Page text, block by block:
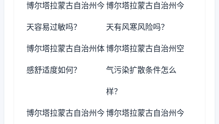
博尔塔拉蒙古自治州今
天容易过敏吗？
博尔塔拉蒙古自治州今
天有风寒风险吗？
博尔塔拉蒙古自治州体
感舒适度如何？
博尔塔拉蒙古自治州空
气污染扩散条件怎么
样？
博尔塔拉蒙古自治州今博尔塔拉蒙古自治州今